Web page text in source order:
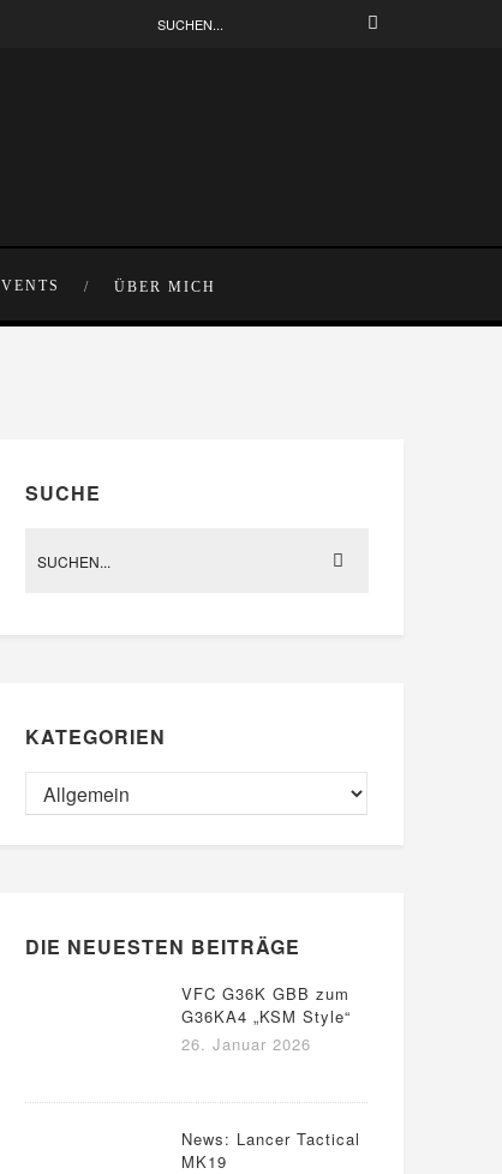
ÜBER MICH
SUCHE
KATEGORIEN
DIE NEUESTEN BEITRÄGE
VFC G36K GBB zum
G36KA4 „KSM Style“
26. Januar 2026
News: Lancer Tactical
MK19